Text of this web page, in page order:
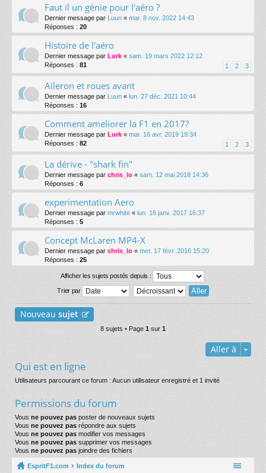
Faut il un génie pour l'aéro ?
Dernier message par Luun « mar. 8 nov. 2022 14:43
Réponses : 20
Histoire de l'aéro
Dernier message par Lurk « sam. 19 mars 2022 12:12
Réponses : 81 1 2 3
Aileron et roues avant
Dernier message par Luun « lun. 27 déc. 2021 10:44
Réponses : 16
Comment ameliorer la F1 en 2017?
Dernier message par Lurk « mar. 16 avr. 2019 19:34
Réponses : 82 1 2 3
La dérive - "shark fin"
Dernier message par chris_lo « sam. 12 mai 2018 14:36
Réponses : 6
experimentation Aero
Dernier message par mrwhite « lun. 16 janv. 2017 16:37
Réponses : 5
Concept McLaren MP4-X
Dernier message par chris_lo « mer. 17 févr. 2016 15:20
Réponses : 25
Afficher les sujets postés depuis :
Trier par
Nouveau sujet
8 sujets • Page 1 sur 1
Aller à
Qui est en ligne
Utilisateurs parcourant ce forum : Aucun utilisateur enregistré et 1 invité
Permissions du forum
Vous ne pouvez pas poster de nouveaux sujets
Vous ne pouvez pas répondre aux sujets
Vous ne pouvez pas modifier vos messages
Vous ne pouvez pas supprimer vos messages
Vous ne pouvez pas joindre des fichiers
EspritF1.com Index du forum